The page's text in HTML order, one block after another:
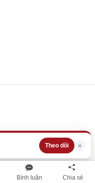
Bình luận Chia sẻ
Theo dõi ×